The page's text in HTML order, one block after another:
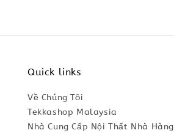
Quick links
Về Chúng Tôi
Tekkashop Malaysia
Nhà Cung Cấp Nội Thất Nhà Hàng